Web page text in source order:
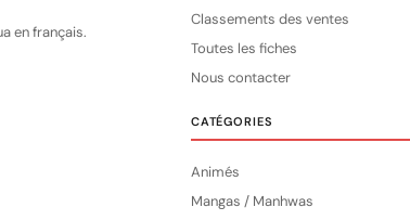
en français.
Classements des ventes
Toutes les fiches
Nous contacter
CATÉGORIES
Animés
Mangas / Manhwas